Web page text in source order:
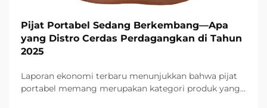
Pijat Portabel Sedang Berkembang—Apa
yang Distro Cerdas Perdagangkan di Tahun
2025
Laporan ekonomi terbaru menunjukkan bahwa pijat
portabel memang merupakan kategori produk yang